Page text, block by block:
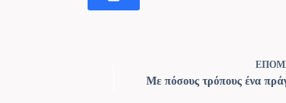
Με πόσους τρόπους ένα